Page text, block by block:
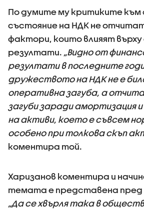
По думите му критиките към
състояние на НДК не
фактори, които влияят
резултати. „Видно от
резултати в последните
дружеството на НДК не е
оперативна загуба, а
загуби заради амортизация
на активи, което е съвсем
особено при толкова скъп
коментира той.
Харизанов коментира и
темата е представена
„Да се хвърля така в